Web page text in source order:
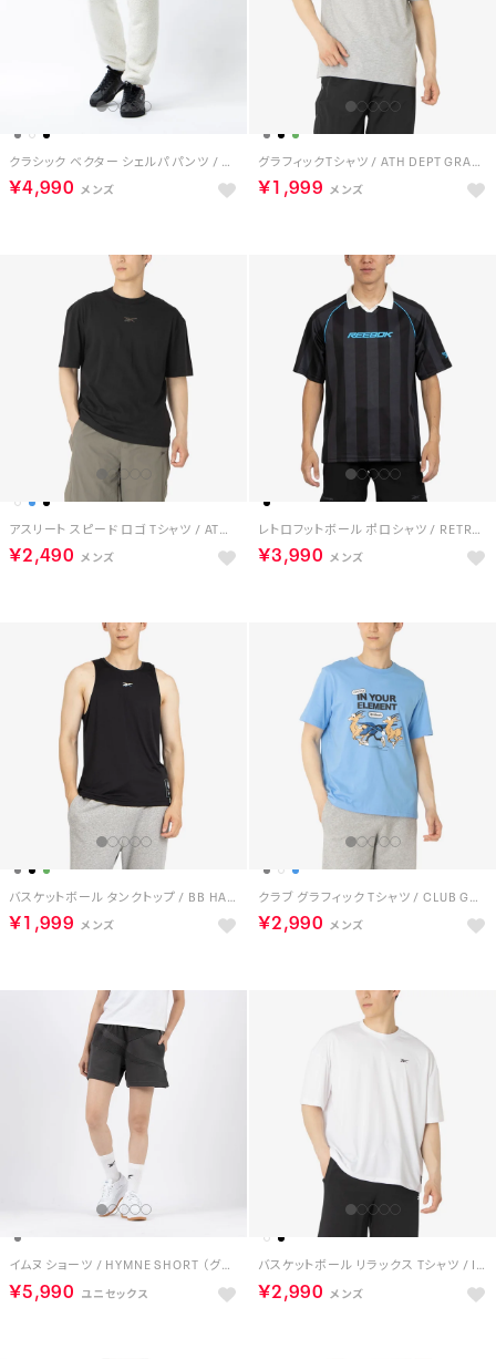
クラシック ベクター シェルパ パンツ / CL F VECTOR SHERPA PANT （クラシックホワイト）
￥4,990
グラフィックTシャツ / ATH DEPT GRAPHIC TEE （グレー）
￥1,999
アスリート スピード ロゴ Tシャツ / ATHLETE SPEED LOGO T-SHIRT （ブラック）
￥2,490
レトロフットボール ポロシャツ / RETRO FOOTY POLO （ブラック）
￥3,990
バスケットボール タンクトップ / BB HALF COURT TANK （ブラック）
￥1,999
クラブ グラフィック Tシャツ / CLUB GRAPHIC TEE （ブルー）
￥2,990
イムヌ ショーツ / HYMNE SHORT （グレー）
￥5,990
バスケットボール リラックス Tシャツ / ID BASKETBALL RELAXED T-SHIRT （ホワイト）
￥2,990